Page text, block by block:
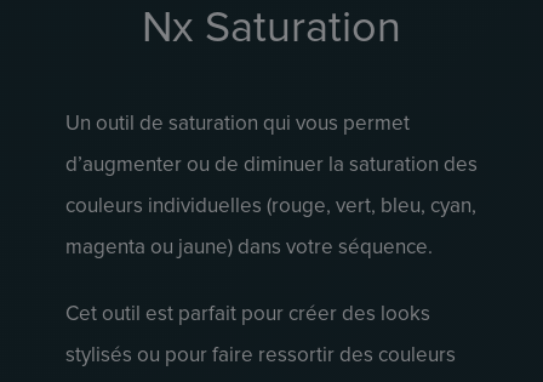
Nx Saturation
Un outil de saturation qui vous permet
d’augmenter ou de diminuer la saturation des
couleurs individuelles (rouge, vert, bleu, cyan,
magenta ou jaune) dans votre séquence.
Cet outil est parfait pour créer des looks
stylisés ou pour faire ressortir des couleurs